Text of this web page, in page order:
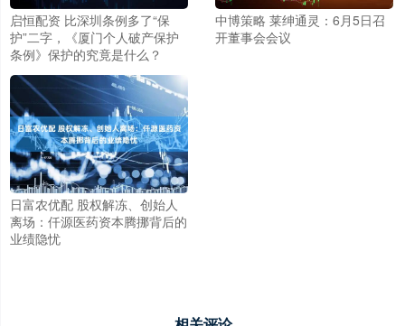
启恒配资 比深圳条例多了“保
护”二字，《厦门个人破产保护
条例》保护的究竟是什么？
中博策略 莱绅通灵：6月5日召
开董事会会议
日富农优配 股权解冻、创始人
离场：仟源医药资本腾挪背后的
业绩隐忧